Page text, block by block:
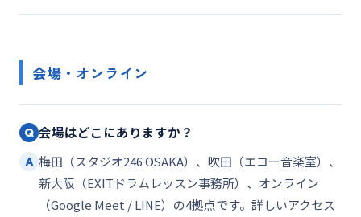
会場・オンライン
Q 会場はどこにありますか？
A 梅田（スタジオ246 OSAKA）、吹田（エコー音楽室）、
新大阪（EXITドラムレッスン事務所）、オンライン
（Google Meet / LINE）の4拠点です。詳しいアクセス